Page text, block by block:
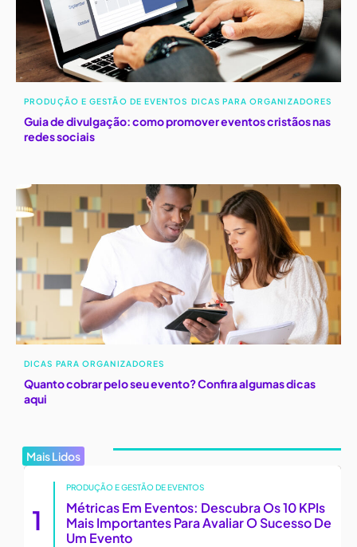
PRODUÇÃO E GESTÃO DE EVENTOS DICAS PARA ORGANIZADORES
Guia de divulgação: como promover eventos cristãos nas
redes sociais
DICAS PARA ORGANIZADORES
Quanto cobrar pelo seu evento? Confira algumas dicas
aqui
Mais Lidos
PRODUÇÃO E GESTÃO DE EVENTOS
Métricas Em Eventos: Descubra Os 10 KPIs
Mais Importantes Para Avaliar O Sucesso De
Um Evento